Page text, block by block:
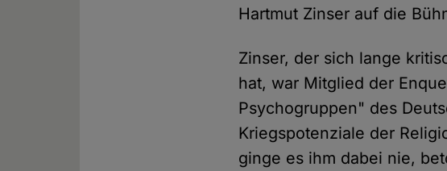
Hartmut Zinser auf die
Zinser, der sich lange
hat, war Mitglied der
Psychogruppen" des
Kriegspotenziale der
ginge es ihm dabei nie,